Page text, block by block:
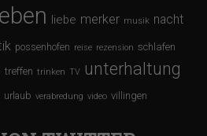
leben liebe merker musik nacht
possenhofen reise rezension schlafen
treffen trinken TV unterhaltung
urlaub verabredung video villingen